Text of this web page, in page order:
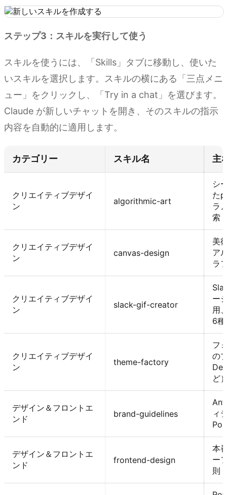
ステップ3：スキルを実行して使う
スキルを使うには、「Skills」タブに移動し、使いた
いスキルを選択します。スキルの横にある「三点メニ
ュー」をクリックし、「Try in a chat」を選びます。
Claude が新しいチャットを開き、そのスキルの指示
内容を自動的に適用します。
カテゴリー スキル名 主
クリエイティブデザイ
ン
algorithmic-art
シ
た
ラ
索
クリエイティブデザイ
ン
canvas-design
美
ア
ラ
クリエイティブデザイ
ン
slack-gif-creator
ー
用
6
クリエイティブデザイ
ン
theme-factory
フ
の
ど
デザイン＆フロントエ
ンド
brand-guidelines
ィ
デザイン＆フロントエ
ンド
frontend-design
本
ー
則